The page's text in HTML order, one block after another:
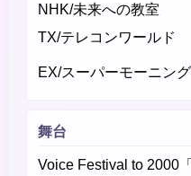
NHK/未来への教室
TX/テレコンワールド
EX/スーパーモーニング
舞台
Voice Festival to 2000